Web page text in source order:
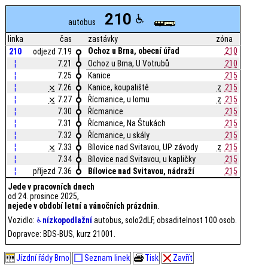
autobus 210
linka čas zastávky
zóna
210
odjezd 7.19 Ochoz u Brna, obecní úřad
210
¦
7.21 Ochoz u Brna, U Votrubů
210
¦
7.25 Kanice
215
¦
⨯ 7.26 Kanice, koupaliště z 215
¦
⨯ 7.27 Řícmanice, u lomu z 215
¦
7.30 Řícmanice
215
¦
7.31 Řícmanice, Na Štukách
215
¦
7.32 Řícmanice, u skály
215
¦
⨯ 7.33 Bílovice nad Svitavou, UP závody z 215
¦
7.34 Bílovice nad Svitavou, u kapličky
215
¦
příjezd 7.36 Bílovice nad Svitavou, nádraží
215
Jede v pracovních dnech
od 24. prosince 2025,
nejede v období letní a vánočních prázdnin
Vozidlo: nízkopodlažníautobus, solo2dLF, obsaditelnost 100 osob.
Dopravce: BDS-BUS, kurz 21001.
Jízdní řády Brno Seznam linek Tisk Zavřít